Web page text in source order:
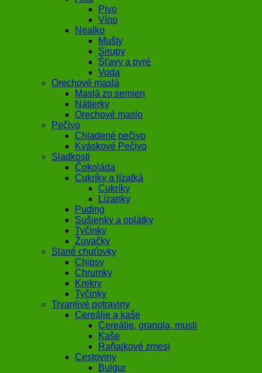
Pivo
Víno
Nealko
Mušty
Sirupy
Šťavy a pyré
Voda
Orechové maslá
Maslá zo semien
Nátierky
Orechové maslo
Pečivo
Chladené pečivo
Kváskové Pečivo
Sladkosti
Čokoláda
Cukríky a lízatká
Cukríky
Lízanky
Puding
Sušienky a oplátky
Tyčinky
Žuvačky
Slané chuťovky
Chipsy
Chrumky
Krekry
Tyčinky
Trvanlivé potraviny
Cereálie a kaše
Cereálie, granola, musli
Kaše
Raňajkové zmesi
Cestoviny
Bulgur